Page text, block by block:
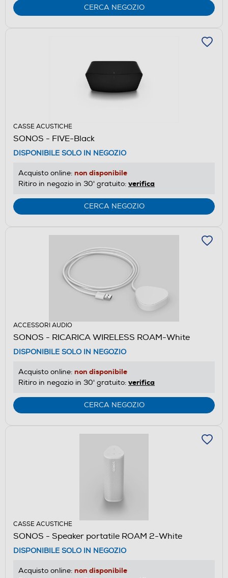
CERCA NEGOZIO
CASSE ACUSTICHE
SONOS - FIVE-Black
DISPONIBILE SOLO IN NEGOZIO
Acquisto online: non disponibile
Ritiro in negozio in 30' gratuito: verifica
CERCA NEGOZIO
ACCESSORI AUDIO
SONOS - RICARICA WIRELESS ROAM-White
DISPONIBILE SOLO IN NEGOZIO
Acquisto online: non disponibile
Ritiro in negozio in 30' gratuito: verifica
CERCA NEGOZIO
CASSE ACUSTICHE
SONOS - Speaker portatile ROAM 2-White
DISPONIBILE SOLO IN NEGOZIO
Acquisto online: non disponibile